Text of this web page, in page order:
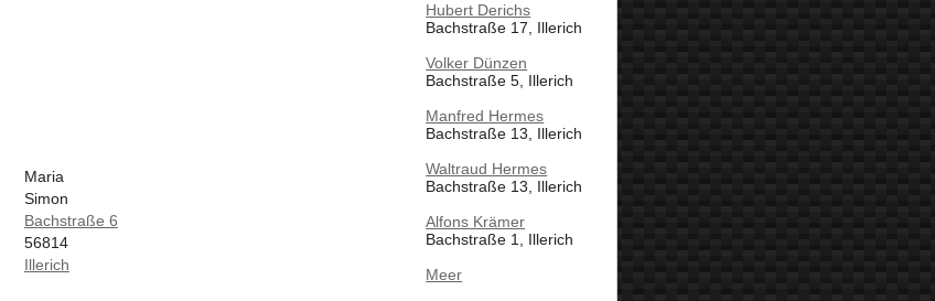
Maria
Simon
Bachstraße 6
56814
Illerich
Hubert Derichs
Bachstraße 17, Illerich
Volker Dünzen
Bachstraße 5, Illerich
Manfred Hermes
Bachstraße 13, Illerich
Waltraud Hermes
Bachstraße 13, Illerich
Alfons Krämer
Bachstraße 1, Illerich
Meer